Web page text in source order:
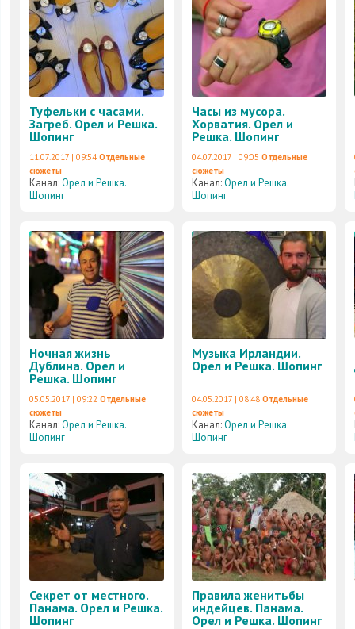
Туфельки с часами.
Загреб. Орел и Решка.
Шопинг
11.07.2017 | 09:54 Отдельные
сюжеты
Канал:Орел и Решка.
Шопинг
Часы из мусора.
Хорватия. Орел и
Решка. Шопинг
04.07.2017 | 09:05 Отдельные
сюжеты
Канал:Орел и Решка.
Шопинг
Ночная жизнь
Дублина. Орел и
Решка. Шопинг
05.05.2017 | 09:22 Отдельные
сюжеты
Канал:Орел и Решка.
Шопинг
Музыка Ирландии.
Орел и Решка. Шопинг
04.05.2017 | 08:48 Отдельные
сюжеты
Канал:Орел и Решка.
Шопинг
Секрет от местного.
Панама. Орел и Решка.
Шопинг
Правила женитьбы
индейцев. Панама.
Орел и Решка. Шопинг